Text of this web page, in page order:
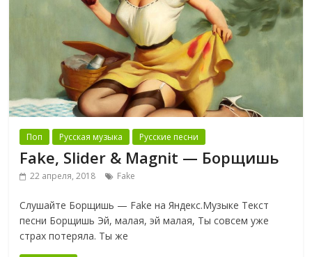
Поп Русская музыка Русские песни
Fake, Slider & Magnit — Борщишь
22 апреля, 2018 Fake
Слушайте Борщишь — Fake на Яндекс.Музыке Текст
песни Борщишь Эй, малая, эй малая, Ты совсем уже
страх потеряла. Ты же